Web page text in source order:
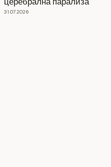
31.07.2026